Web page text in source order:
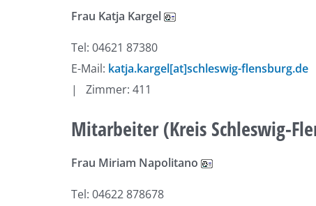
Frau Katja Kargel
Tel: 04621 87380
E-Mail: katja.kargel[at]schleswig-flensburg.de
| Zimmer: 411
Mitarbeiter (Kreis Schleswig-
Frau Miriam Napolitano
Tel: 04622 878678